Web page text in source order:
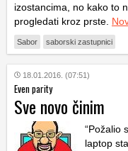
izostancima, no kako to
progledati kroz prste.
Sabor saborski zastupnici
18.01.2016. (07:51)
Even parity
Sve novo činim
“Požalio
laptop